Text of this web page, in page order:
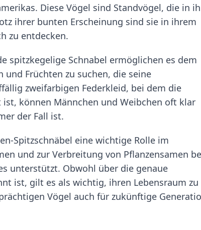
Diese Vögel sind Standvögel, die in
ihrer bunten Erscheinung sind sie in ihrem
zu entdecken.
spitzkegelige Schnabel ermöglichen es dem
Früchten zu suchen, die seine
zweifarbigen Federkleid, bei dem die
können Männchen und Weibchen oft klar
der Fall ist.
Spitzschnäbel eine wichtige Rolle im
und zur Verbreitung von Pflanzensamen
unterstützt. Obwohl über die genaue
ist, gilt es als wichtig, ihren Lebensraum zu
Vögel auch für zukünftige